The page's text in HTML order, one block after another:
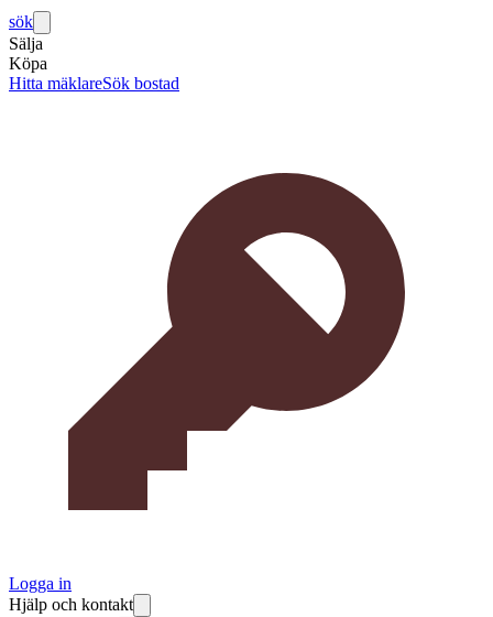
sök
Sälja
Köpa
Hitta mäklareSök bostad
Logga in
Hjälp och kontakt